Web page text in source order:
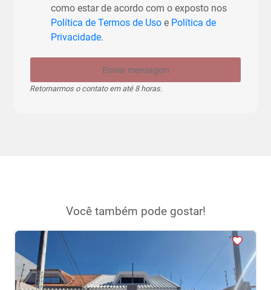
como estar de acordo com o exposto nos
Política de Termos de Uso e Política de
Privacidade.
Enviar mensagem
Retornarmos o contato em até 8 horas.
Você também pode gostar!
<